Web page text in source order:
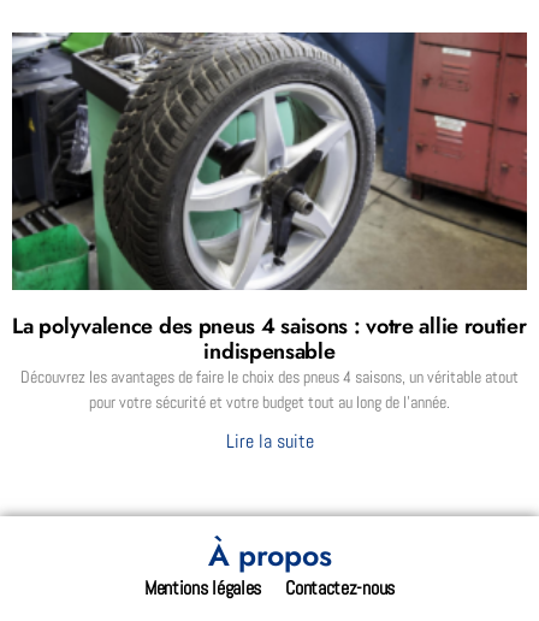
La polyvalence des pneus 4 saisons : votre allie routier
indispensable
Découvrez les avantages de faire le choix des pneus 4 saisons, un véritable atout
pour votre sécurité et votre budget tout au long de l’année.
Lire la suite
À propos
Mentions légales Contactez-nous